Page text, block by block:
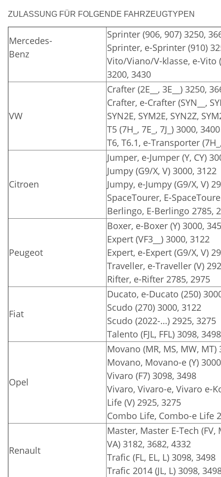
ZULASSUNG FÜR FOLGENDE FAHRZEUGTYPEN
Mercedes-
Benz
Sprinter (906, 907) 3250,
Sprinter, e-Sprinter (910)
Vito/Viano/V-klasse, e-Vito
3200, 3430
VW
Crafter (2E__, 3E__) 3250,
Crafter, e-Crafter (SYN__,
SYN2E, SYM2E, SYN2Z,
T5 (7H_, 7E_, 7J_) 3000, 3400
T6, T6.1, e-Transporter
Citroen
Jumper, e-Jumper (Y, CY)
Jumpy (G9/X, V) 3000, 3122
Jumpy, e-Jumpy (G9/X, V)
SpaceTourer, E-
Berlingo, E-Berlingo 2785,
Peugeot
Boxer, e-Boxer (Y) 3000,
Expert (VF3__) 3000, 3122
Expert, e-Expert (G9/X, V)
Traveller, e-Traveller (V)
Rifter, e-Rifter 2785, 2975
Fiat
Ducato, e-Ducato (250)
Scudo (270) 3000, 3122
Scudo (2022-…) 2925, 3275
Talento (FJL, FFL) 3098, 3498
Opel
Movano (MR, MS, MW, MT)
Movano, Movano-e (Y)
Vivaro (F7) 3098, 3498
Vivaro, Vivaro-e, Vivaro e-
Life (V) 2925, 3275
Combo Life, Combo-e Life
Renault
Master, Master E-Tech (FV,
VA) 3182, 3682, 4332
Trafic (FL, EL, L) 3098, 3498
Trafic 2014 (JL, L) 3098,